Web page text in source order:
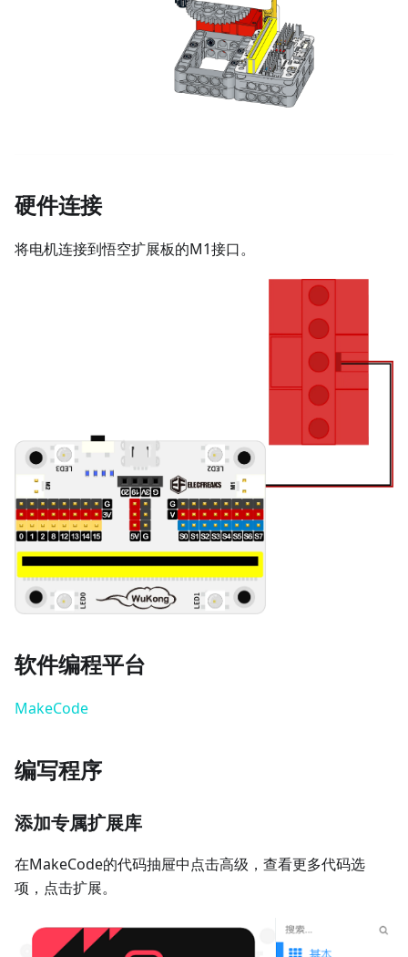
硬件连接
将电机连接到悟空扩展板的M1接口。
软件编程平台
MakeCode
编写程序
添加专属扩展库
在MakeCode的代码抽屉中点击高级，查看更多代码选
项，点击扩展。